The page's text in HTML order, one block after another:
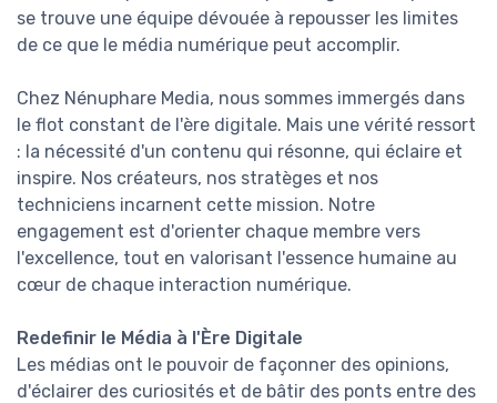
se trouve une équipe dévouée à repousser les limites
de ce que le média numérique peut accomplir.
Chez Nénuphare Media, nous sommes immergés dans
le flot constant de l'ère digitale. Mais une vérité ressort
: la nécessité d'un contenu qui résonne, qui éclaire et
inspire. Nos créateurs, nos stratèges et nos
techniciens incarnent cette mission. Notre
engagement est d'orienter chaque membre vers
l'excellence, tout en valorisant l'essence humaine au
cœur de chaque interaction numérique.
Redefinir le Média à l'Ère Digitale
Les médias ont le pouvoir de façonner des opinions,
d'éclairer des curiosités et de bâtir des ponts entre des